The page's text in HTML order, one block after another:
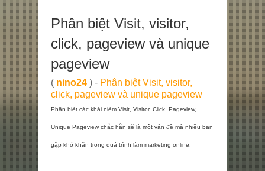
Phân biệt Visit, visitor,
click, pageview và unique
pageview
( nino24 ) - Phân biệt Visit, visitor,
click, pageview và unique pageview
Phân biệt các khái niệm Visit, Visitor, Click, Pageview,
Unique Pageview chắc hẳn sẽ là một vấn đề mà nhiều bạn
gặp khó khăn trong quá trình làm marketing online.